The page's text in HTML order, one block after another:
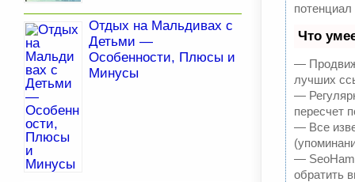
Что
—
лучших
—
пересчет
— Все
—
обратить
Отдых на Мальдивах с
Детьми —
Особенности, Плюсы и
Минусы